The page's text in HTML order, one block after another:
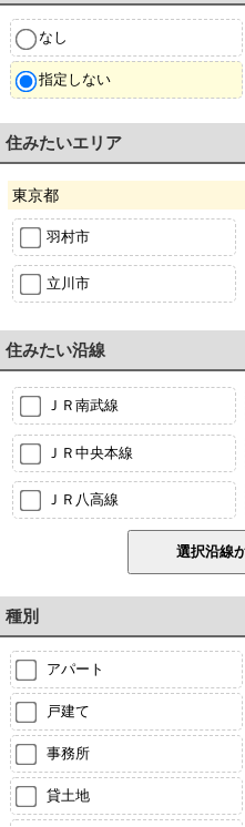
なし
指定しない
住みたいエリア
東京都
羽村市
立川市
住みたい沿線
ＪＲ南武線
ＪＲ中央本線
ＪＲ八高線
種別
アパート
戸建て
事務所
貸土地